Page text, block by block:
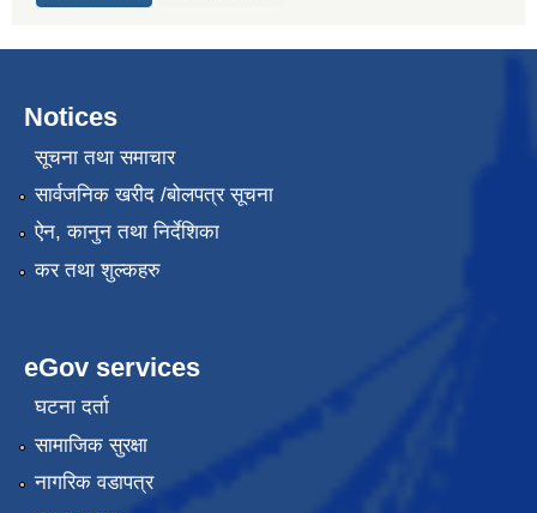
Notices
सूचना तथा समाचार
सार्वजनिक खरीद /बोलपत्र सूचना
ऐन, कानुन तथा निर्देशिका
कर तथा शुल्कहरु
eGov services
घटना दर्ता
सामाजिक सुरक्षा
नागरिक वडापत्र